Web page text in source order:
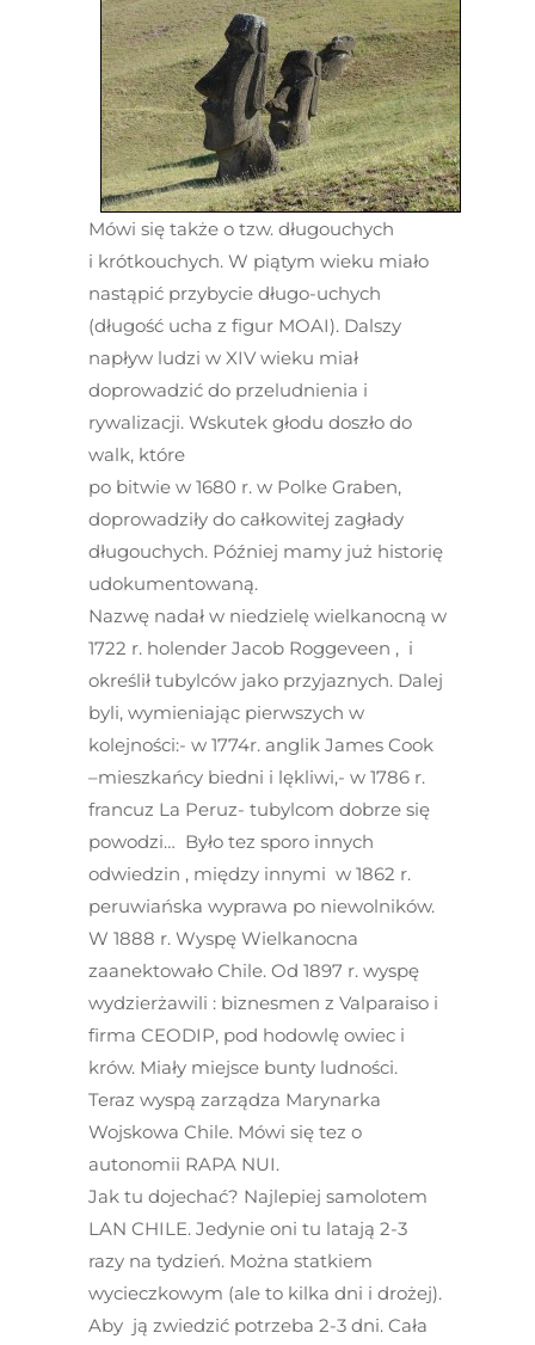
Mówi się także o tzw. długouchych
i krótkouchych. W piątym wieku miało
nastąpić przybycie długo-uchych
(długość ucha z figur MOAI). Dalszy
napływ ludzi w XIV wieku miał
doprowadzić do przeludnienia i
rywalizacji. Wskutek głodu doszło do
walk, które
po bitwie w 1680 r. w Polke Graben,
doprowadziły do całkowitej zagłady
długouchych. Później mamy już historię
udokumentowaną.
Nazwę nadał w niedzielę wielkanocną w
1722 r. holender Jacob Roggeveen , i
określił tubylców jako przyjaznych. Dalej
byli, wymieniając pierwszych w
kolejności:- w 1774r. anglik James Cook
–mieszkańcy biedni i lękliwi,- w 1786 r.
francuz La Peruz- tubylcom dobrze się
powodzi… Było tez sporo innych
odwiedzin , między innymi w 1862 r.
peruwiańska wyprawa po niewolników.
W 1888 r. Wyspę Wielkanocna
zaanektowało Chile. Od 1897 r. wyspę
wydzierżawili : biznesmen z Valparaiso i
firma CEODIP, pod hodowlę owiec i
krów. Miały miejsce bunty ludności.
Teraz wyspą zarządza Marynarka
Wojskowa Chile. Mówi się tez o
autonomii RAPA NUI.
Jak tu dojechać? Najlepiej samolotem
LAN CHILE. Jedynie oni tu latają 2-3
razy na tydzień. Można statkiem
wycieczkowym (ale to kilka dni i drożej).
Aby ją zwiedzić potrzeba 2-3 dni. Cała